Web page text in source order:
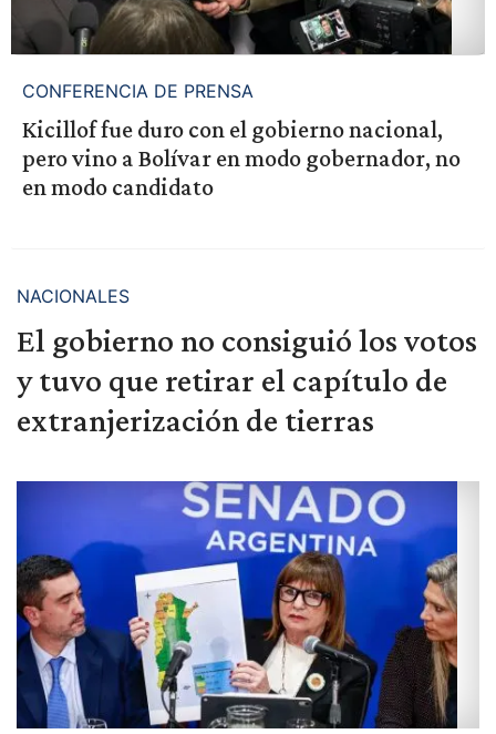
CONFERENCIA DE PRENSA
Kicillof fue duro con el gobierno nacional,
pero vino a Bolívar en modo gobernador, no
en modo candidato
NACIONALES
El gobierno no consiguió los votos
y tuvo que retirar el capítulo de
extranjerización de tierras